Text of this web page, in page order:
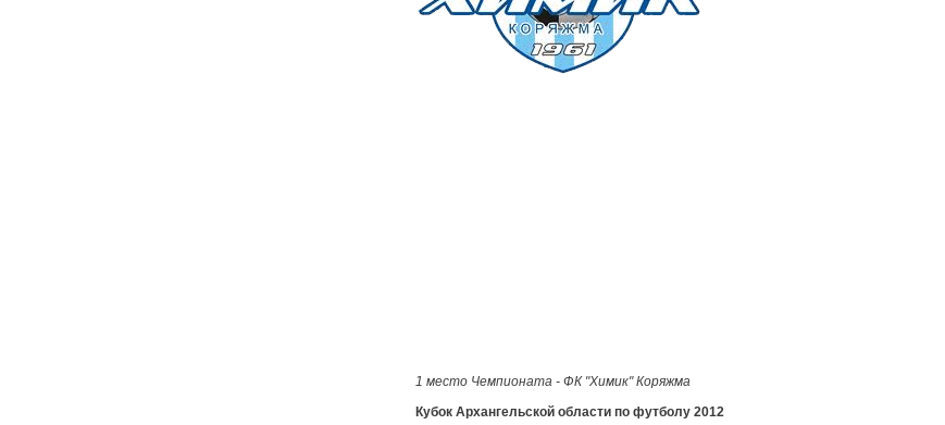
1 место Чемпионата - ФК "Химик" Коряжма
Кубок Архангельской области по футболу 2012